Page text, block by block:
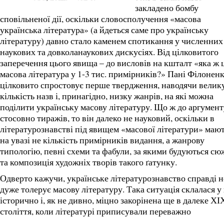
закладено бомбу
сповільненої дії, оскільки словосполучення «масова
українська література» (а йдеться саме про українську
літературу) давно стало каменем спотикання у численних
наукових та довколанаукових дискусіях. Від цілковитого
заперечення цього явища – до висловів на кшталт «яка ж
масова література у 1-3 тис. примірників?» Пані
цілковито спростовує перше твердження, наводячи
кількість назв і, принагідно, низку жанрів, на які можна
поділити українську масову літературу. Що ж до
стосовно тиражів, то він далеко не науковий, оскільки в
літературознавстві під явищем «масової літератури»
на увазі не кількість примірників видання, а жанрову
типологію, певні схеми та фабули, за якими будуються
та композиція художніх творів такого ґатунку.
Одверто кажучи, українське літературознавство справді
дуже толерує масову літературу. Така ситуація склалася у
історично і, як не дивно, міцно закорінена ще в далеке
століття, коли літературі приписували переважно